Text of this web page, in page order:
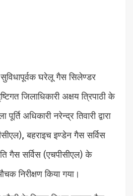
घरेलू गैस सिलेण्डर
जिलाधिकारी अक्षय त्रिपाठी के
अधिकारी नरेन्द्र तिवारी द्वारा
बहराइच इण्डेन गैस सर्विस
गैस सर्विस (एचपीसीएल) के
निरीक्षण किया गया।